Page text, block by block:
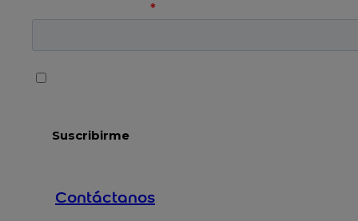
Contáctanos